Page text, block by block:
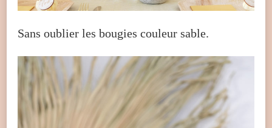
Sans oublier les bougies couleur sable.